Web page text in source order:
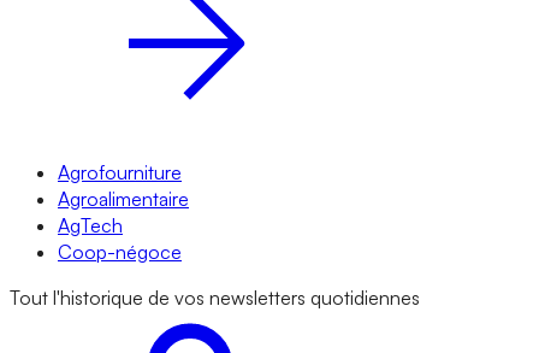
Agrofourniture
Agroalimentaire
AgTech
Coop-négoce
Tout l'historique de vos newsletters quotidiennes